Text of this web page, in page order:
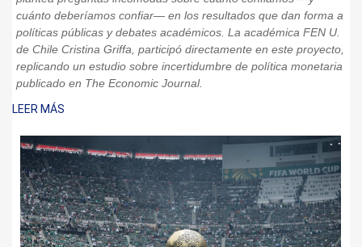
cuánto deberíamos confiar— en los resultados que dan forma a
políticas públicas y debates académicos. La académica FEN U.
de Chile Cristina Griffa, participó directamente en este proyecto,
replicando un estudio sobre incertidumbre de política monetaria
publicado en The Economic Journal.
LEER MÁS